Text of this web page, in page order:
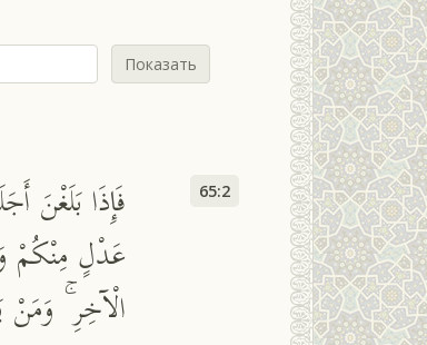
Показать
فَإِذَا بَلَغْنَ
عَدْلٍ مِنْكُمْ
الْآخِرِ ۚ وَمَنْ
65:2